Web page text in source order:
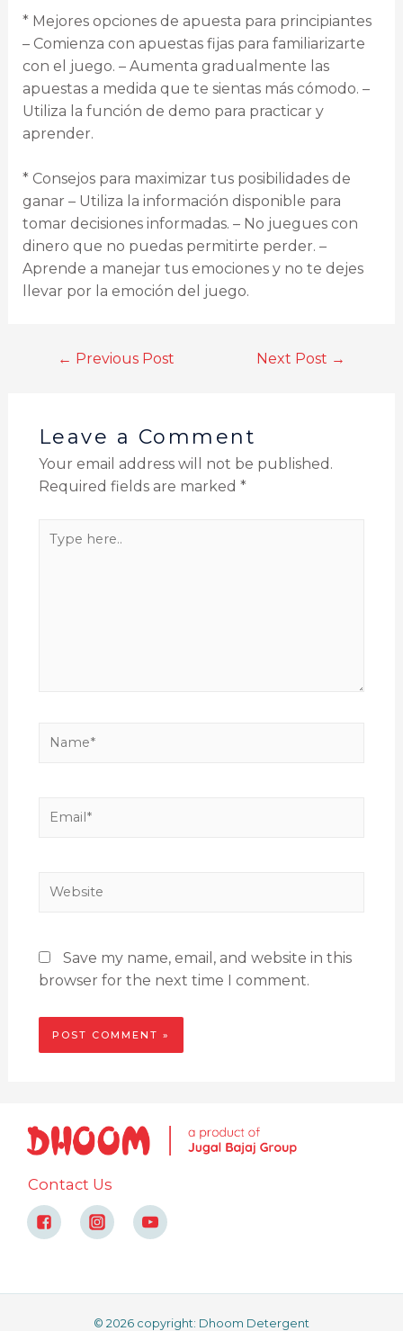
* Mejores opciones de apuesta para principiantes
– Comienza con apuestas fijas para familiarizarte
con el juego. – Aumenta gradualmente las
apuestas a medida que te sientas más cómodo. –
Utiliza la función de demo para practicar y
aprender.
* Consejos para maximizar tus posibilidades de
ganar – Utiliza la información disponible para
tomar decisiones informadas. – No juegues con
dinero que no puedas permitirte perder. –
Aprende a manejar tus emociones y no te dejes
llevar por la emoción del juego.
← Previous Post Next Post →
Leave a Comment
Your email address will not be published.
Required fields are marked *
Save my name, email, and website in this
browser for the next time I comment.
Contact Us
© 2026 copyright: Dhoom Detergent